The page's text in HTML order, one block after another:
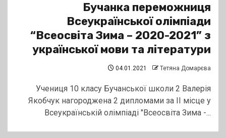
Бучанка переможниця
Всеукраїнської олімпіади
“Всеосвіта Зима – 2020-2021” з
української мови та літератури
04.01.2021 Тетяна Домарєва
Учениця 10 класу Бучанської школи 2 Валерія
Якобчук нагороджена 2 дипломами за ІІ місце у
Всеукраїнській олімпіаді "Всеосвіта Зима -...